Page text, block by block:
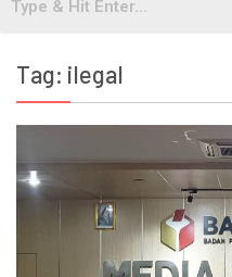
Tag: ilegal